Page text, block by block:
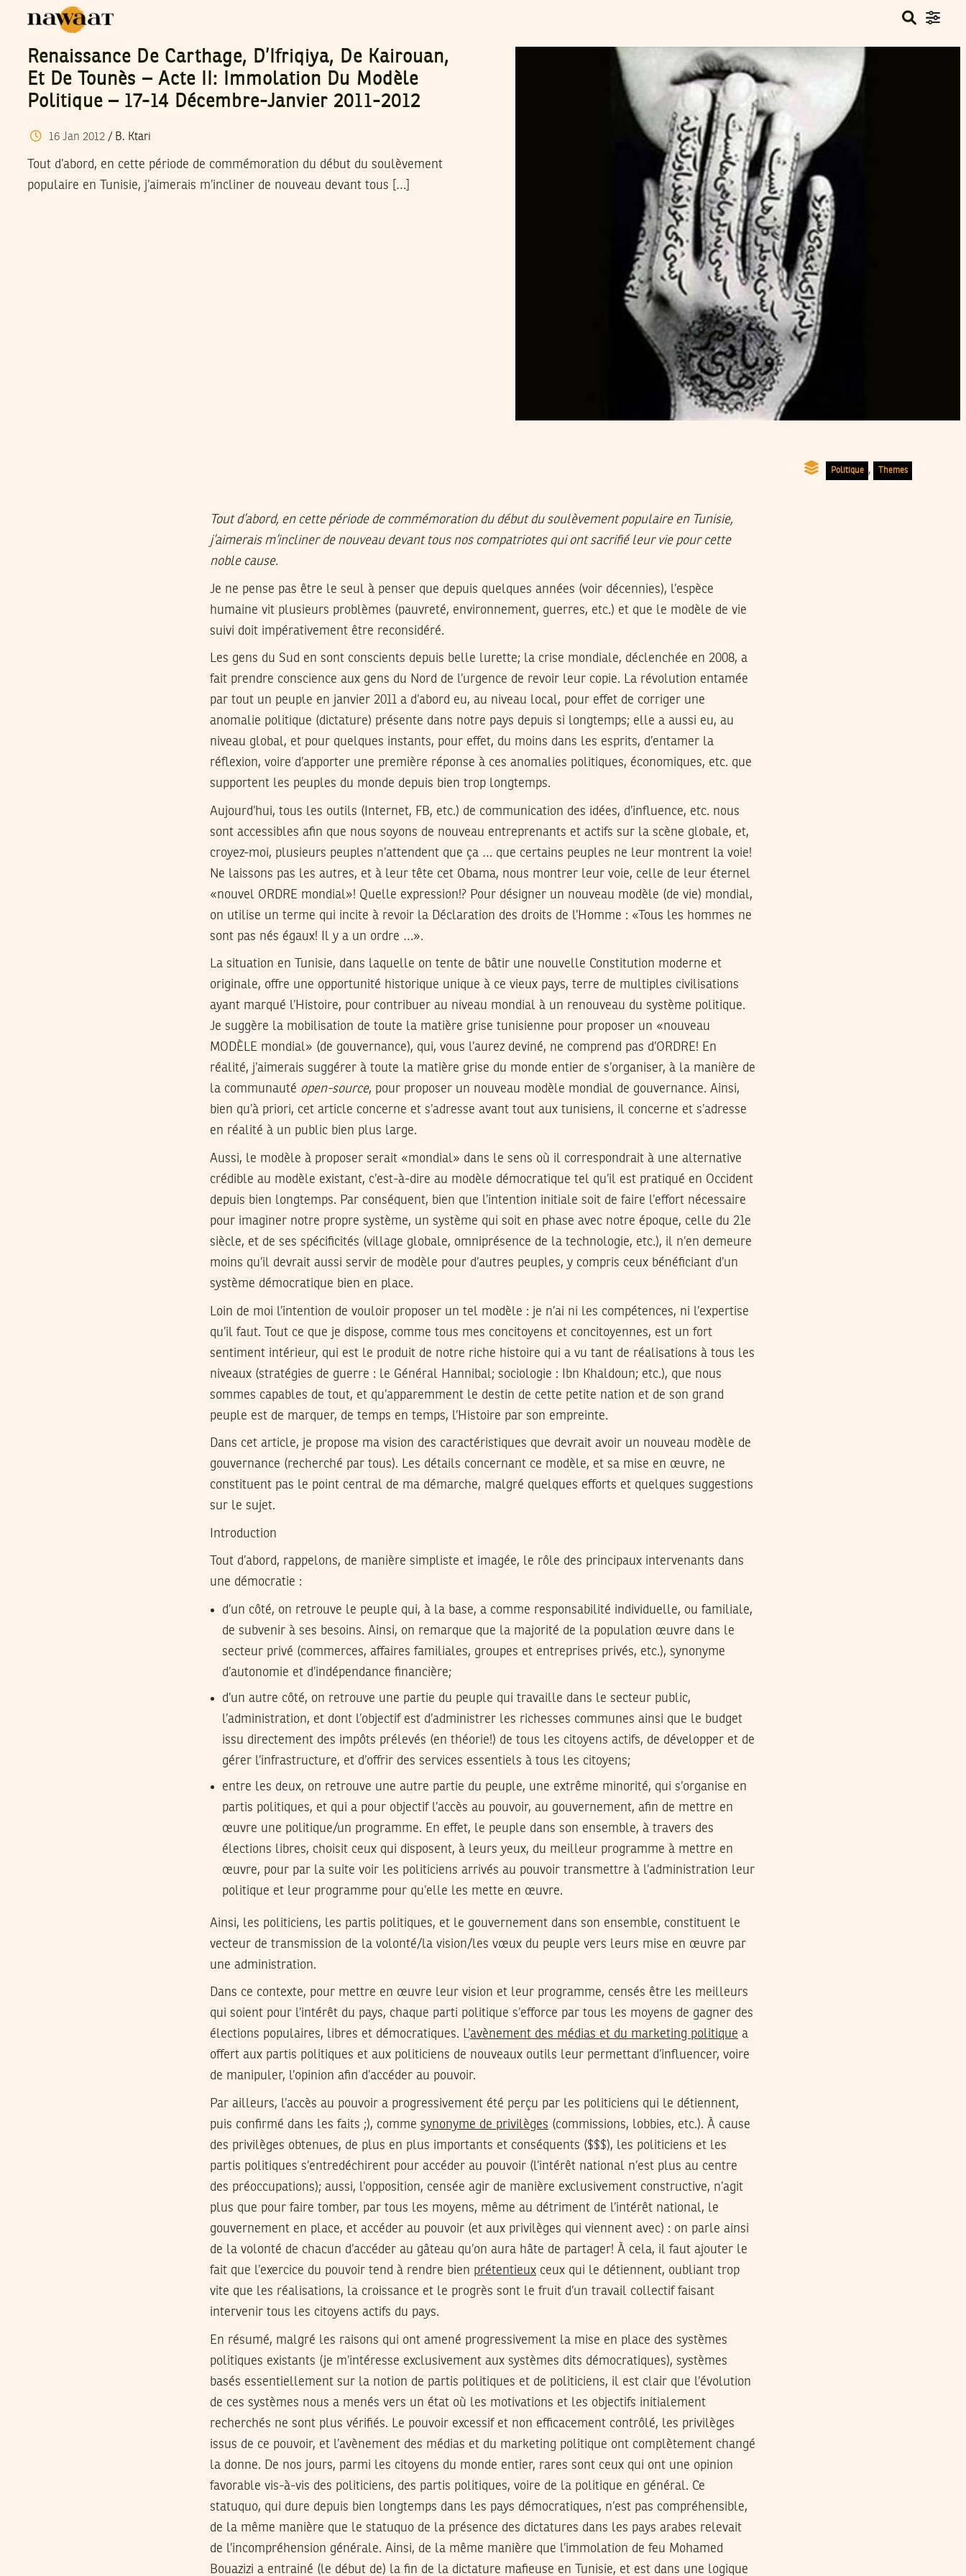
Renaissance De Carthage, D’Ifriqiya, De Kairouan,
Et De Tounès – Acte II: Immolation Du Modèle
Politique – 17-14 Décembre-Janvier 2011-2012
16 Jan 2012/ B. Ktari
Tout d’abord, en cette période de commémoration du début du soulèvement
populaire en Tunisie, j’aimerais m’incliner de nouveau devant tous […]
Politique , Themes
Tout d’abord, en cette période de commémoration du début du soulèvement populaire en Tunisie,
j’aimerais m’incliner de nouveau devant tous nos compatriotes qui ont sacrifié leur vie pour cette
noble cause.
Je ne pense pas être le seul à penser que depuis quelques années (voir décennies), l’espèce
humaine vit plusieurs problèmes (pauvreté, environnement, guerres, etc.) et que le modèle de vie
suivi doit impérativement être reconsidéré.
Les gens du Sud en sont conscients depuis belle lurette; la crise mondiale, déclenchée en 2008, a
fait prendre conscience aux gens du Nord de l’urgence de revoir leur copie. La révolution entamée
par tout un peuple en janvier 2011 a d’abord eu, au niveau local, pour effet de corriger une
anomalie politique (dictature) présente dans notre pays depuis si longtemps; elle a aussi eu, au
niveau global, et pour quelques instants, pour effet, du moins dans les esprits, d’entamer la
réflexion, voire d’apporter une première réponse à ces anomalies politiques, économiques, etc. que
supportent les peuples du monde depuis bien trop longtemps.
Aujourd’hui, tous les outils (Internet, FB, etc.) de communication des idées, d’influence, etc. nous
sont accessibles afin que nous soyons de nouveau entreprenants et actifs sur la scène globale, et,
croyez-moi, plusieurs peuples n’attendent que ça … que certains peuples ne leur montrent la voie!
Ne laissons pas les autres, et à leur tête cet Obama, nous montrer leur voie, celle de leur éternel
«nouvel ORDRE mondial»! Quelle expression!? Pour désigner un nouveau modèle (de vie) mondial,
on utilise un terme qui incite à revoir la Déclaration des droits de l’Homme : «Tous les hommes ne
sont pas nés égaux! Il y a un ordre …».
La situation en Tunisie, dans laquelle on tente de bâtir une nouvelle Constitution moderne et
originale, offre une opportunité historique unique à ce vieux pays, terre de multiples civilisations
ayant marqué l’Histoire, pour contribuer au niveau mondial à un renouveau du système politique.
Je suggère la mobilisation de toute la matière grise tunisienne pour proposer un «nouveau
MODÈLE mondial» (de gouvernance), qui, vous l’aurez deviné, ne comprend pas d’ORDRE! En
réalité, j’aimerais suggérer à toute la matière grise du monde entier de s’organiser, à la manière de
la communauté open-source, pour proposer un nouveau modèle mondial de gouvernance. Ainsi,
bien qu’à priori, cet article concerne et s’adresse avant tout aux tunisiens, il concerne et s’adresse
en réalité à un public bien plus large.
Aussi, le modèle à proposer serait «mondial» dans le sens où il correspondrait à une alternative
crédible au modèle existant, c’est-à-dire au modèle démocratique tel qu’il est pratiqué en Occident
depuis bien longtemps. Par conséquent, bien que l’intention initiale soit de faire l’effort nécessaire
pour imaginer notre propre système, un système qui soit en phase avec notre époque, celle du 21e
siècle, et de ses spécificités (village globale, omniprésence de la technologie, etc.), il n’en demeure
moins qu’il devrait aussi servir de modèle pour d’autres peuples, y compris ceux bénéficiant d’un
système démocratique bien en place.
Loin de moi l’intention de vouloir proposer un tel modèle : je n’ai ni les compétences, ni l’expertise
qu’il faut. Tout ce que je dispose, comme tous mes concitoyens et concitoyennes, est un fort
sentiment intérieur, qui est le produit de notre riche histoire qui a vu tant de réalisations à tous les
niveaux (stratégies de guerre : le Général Hannibal; sociologie : Ibn Khaldoun; etc.), que nous
sommes capables de tout, et qu’apparemment le destin de cette petite nation et de son grand
peuple est de marquer, de temps en temps, l’Histoire par son empreinte.
Dans cet article, je propose ma vision des caractéristiques que devrait avoir un nouveau modèle de
gouvernance (recherché par tous). Les détails concernant ce modèle, et sa mise en œuvre, ne
constituent pas le point central de ma démarche, malgré quelques efforts et quelques suggestions
sur le sujet.
Introduction
Tout d’abord, rappelons, de manière simpliste et imagée, le rôle des principaux intervenants dans
une démocratie :
d’un côté, on retrouve le peuple qui, à la base, a comme responsabilité individuelle, ou familiale,
de subvenir à ses besoins. Ainsi, on remarque que la majorité de la population œuvre dans le
secteur privé (commerces, affaires familiales, groupes et entreprises privés, etc.), synonyme
d’autonomie et d’indépendance financière;
d’un autre côté, on retrouve une partie du peuple qui travaille dans le secteur public,
l’administration, et dont l’objectif est d’administrer les richesses communes ainsi que le budget
issu directement des impôts prélevés (en théorie!) de tous les citoyens actifs, de développer et de
gérer l’infrastructure, et d’offrir des services essentiels à tous les citoyens;
entre les deux, on retrouve une autre partie du peuple, une extrême minorité, qui s’organise en
partis politiques, et qui a pour objectif l’accès au pouvoir, au gouvernement, afin de mettre en
œuvre une politique/un programme. En effet, le peuple dans son ensemble, à travers des
élections libres, choisit ceux qui disposent, à leurs yeux, du meilleur programme à mettre en
œuvre, pour par la suite voir les politiciens arrivés au pouvoir transmettre à l’administration leur
politique et leur programme pour qu’elle les mette en œuvre.
Ainsi, les politiciens, les partis politiques, et le gouvernement dans son ensemble, constituent le
vecteur de transmission de la volonté/la vision/les vœux du peuple vers leurs mise en œuvre par
une administration.
Dans ce contexte, pour mettre en œuvre leur vision et leur programme, censés être les meilleurs
qui soient pour l’intérêt du pays, chaque parti politique s’efforce par tous les moyens de gagner des
élections populaires, libres et démocratiques. L’avènement des médias et du marketing politique a
offert aux partis politiques et aux politiciens de nouveaux outils leur permettant d’influencer, voire
de manipuler, l’opinion afin d’accéder au pouvoir.
Par ailleurs, l’accès au pouvoir a progressivement été perçu par les politiciens qui le détiennent,
puis confirmé dans les faits ;), comme synonyme de privilèges (commissions, lobbies, etc.). À cause
des privilèges obtenues, de plus en plus importants et conséquents ($$$), les politiciens et les
partis politiques s’entredéchirent pour accéder au pouvoir (l’intérêt national n’est plus au centre
des préoccupations); aussi, l’opposition, censée agir de manière exclusivement constructive, n’agit
plus que pour faire tomber, par tous les moyens, même au détriment de l’intérêt national, le
gouvernement en place, et accéder au pouvoir (et aux privilèges qui viennent avec) : on parle ainsi
de la volonté de chacun d’accéder au gâteau qu’on aura hâte de partager! À cela, il faut ajouter le
fait que l’exercice du pouvoir tend à rendre bien prétentieux ceux qui le détiennent, oubliant trop
vite que les réalisations, la croissance et le progrès sont le fruit d’un travail collectif faisant
intervenir tous les citoyens actifs du pays.
En résumé, malgré les raisons qui ont amené progressivement la mise en place des systèmes
politiques existants (je m’intéresse exclusivement aux systèmes dits démocratiques), systèmes
basés essentiellement sur la notion de partis politiques et de politiciens, il est clair que l’évolution
de ces systèmes nous a menés vers un état où les motivations et les objectifs initialement
recherchés ne sont plus vérifiés. Le pouvoir excessif et non efficacement contrôlé, les privilèges
issus de ce pouvoir, et l’avènement des médias et du marketing politique ont complètement changé
la donne. De nos jours, parmi les citoyens du monde entier, rares sont ceux qui ont une opinion
favorable vis-à-vis des politiciens, des partis politiques, voire de la politique en général. Ce
statuquo, qui dure depuis bien longtemps dans les pays démocratiques, n’est pas compréhensible,
de la même manière que le statuquo de la présence des dictatures dans les pays arabes relevait
de l’incompréhension générale. Ainsi, de la même manière que l’immolation de feu Mohamed
Bouazizi a entrainé (le début de) la fin de la dictature mafieuse en Tunisie, et est dans une logique